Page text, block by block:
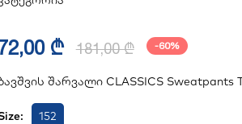
₾ 181,00 ₾ -60%
შარვალი CLASSICS Sweatpants
152